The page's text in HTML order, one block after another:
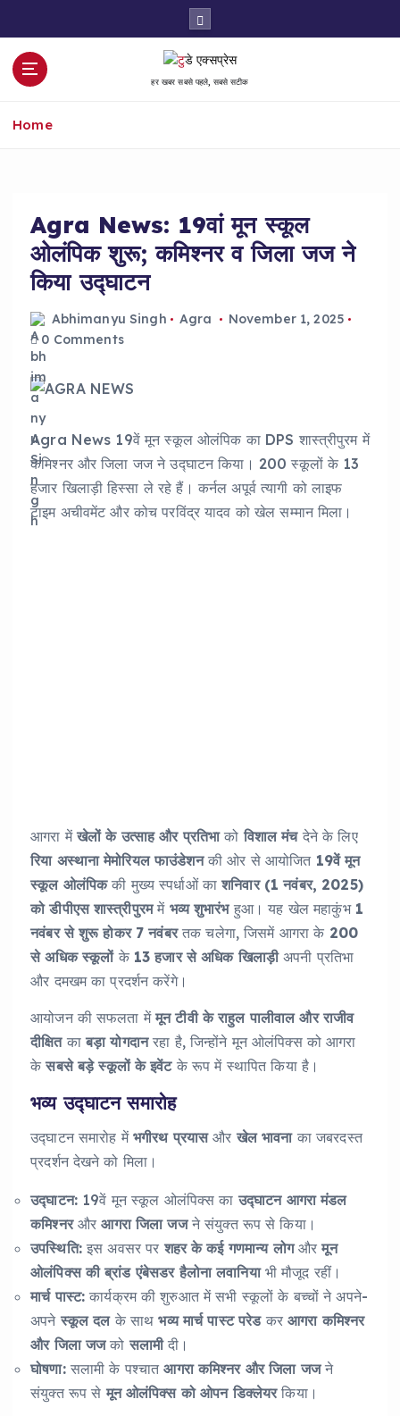
हर खबर सबसे पहले, सबसे सटीक
Home
Agra News: 19वां मून स्कूल
ओलंपिक शुरू; कमिश्नर व जिला जज ने
किया उद्घाटन
Abhimanyu Singh Agra
November 1, 2025
0 Comments
Agra News 19वें मून स्कूल ओलंपिक का DPS शास्त्रीपुरम में
कमिश्नर और जिला जज ने उद्घाटन किया। 200 स्कूलों के 13
हजार खिलाड़ी हिस्सा ले रहे हैं। कर्नल अपूर्व त्यागी को लाइफ
टाइम अचीवमेंट और कोच परविंद्र यादव को खेल सम्मान मिला।
आगरा मेंखेलों के उत्साह और प्रतिभाकोविशाल मंचदेने के लिए
रिया अस्थाना मेमोरियल फाउंडेशनकी ओर से आयोजित 19वें मून
स्कूल ओलंपिककी मुख्य स्पर्धाओं काशनिवार (1 नवंबर, 2025)
को डीपीएस शास्त्रीपुरममें भव्य शुभारंभहुआ। यह खेल महाकुंभ 1
नवंबर से शुरू होकर 7 नवंबरतक चलेगा, जिसमें आगरा के 200
से अधिक स्कूलोंके 13 हजार से अधिक खिलाड़ीअपनी प्रतिभा
और दमखम का प्रदर्शन करेंगे।
आयोजन की सफलता मेंमून टीवी के राहुल पालीवाल और राजीव
दीक्षितकाबड़ा योगदानरहा है, जिन्होंने मून ओलंपिक्स को आगरा
केसबसे बड़े स्कूलों के इवेंटके रूप में स्थापित किया है।
भव्य उद्घाटन समारोह
उद्घाटन समारोह में भगीरथ प्रयासऔरखेल भावनाका जबरदस्त
प्रदर्शन देखने को मिला।
उद्घाटन:19वें मून स्कूल ओलंपिक्स काउद्घाटन आगरा मंडल
कमिश्नरऔरआगरा जिला जजने संयुक्त रूप से किया।
उपस्थिति:इस अवसर परशहर के कई गणमान्य लोगऔरमून
ओलंपिक्स की ब्रांड एंबेसडर हैलोना लवानियाभी मौजूद रहीं।
मार्च पास्ट: कार्यक्रम की शुरुआत में सभी स्कूलों के बच्चों ने अपने-
अपनेस्कूल दलके साथभव्य मार्च पास्ट परेडकर आगरा कमिश्नर
और जिला जजकोसलामीदी।
घोषणा:सलामी के पश्चातआगरा कमिश्नर और जिला जजने
संयुक्त रूप सेमून ओलंपिक्स को ओपन डिक्लेयरकिया।